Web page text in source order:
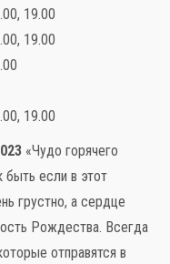
19.00
19.00
19.00
«Чудо горячего
быть если в этот
грустно, а сердце
Рождества. Всегда
отправятся в